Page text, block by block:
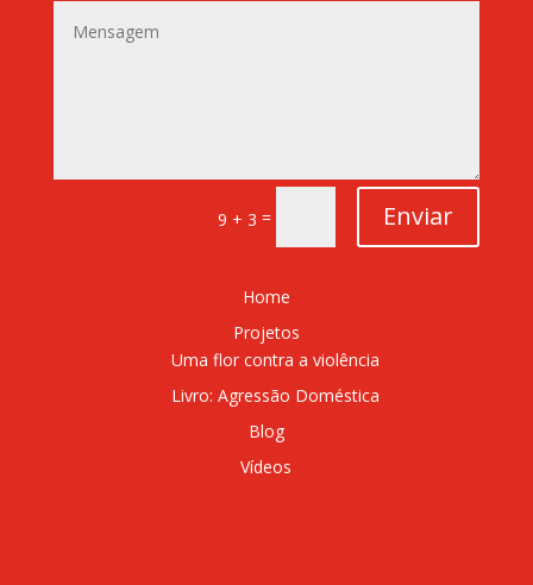
9 + 3 = Enviar
Home
Projetos
Uma flor contra a violência
Livro: Agressão Doméstica
Blog
Vídeos